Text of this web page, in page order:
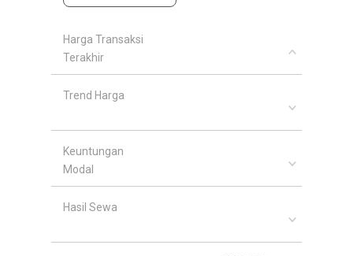
Harga Transaksi
Terakhir
Trend Harga
Keuntungan
Modal
Hasil Sewa